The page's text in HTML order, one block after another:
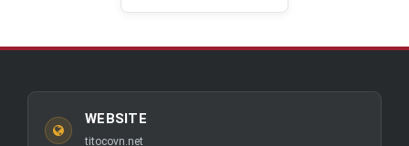
WEBSITE
titocovn.net